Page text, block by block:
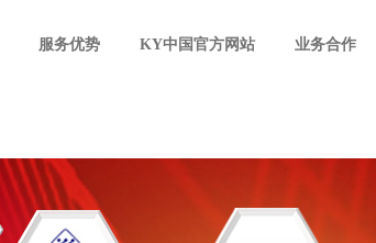
服务优势 KY中国官方网站 业务合作